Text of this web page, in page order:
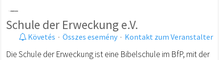
Schule der Erweckung e.V.
Követés · Összes esemény · Kontakt zum Veranstalter
Die Schule der Erweckung ist eine Bibelschule im BfP, mit der